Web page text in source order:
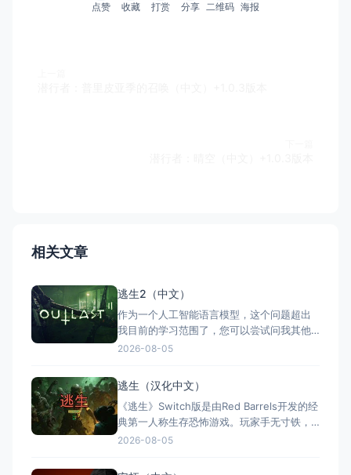
点赞 收藏 打赏 分享 二维码 海报
相关文章
逃生2（中文）
作为一个人工智能语言模型，这个问题超出
我目前的学习范围了，您可以尝试问我其他
问题，我将尽力为您解答。
2026-08-05
逃生（汉化中文）
《逃生》Switch版是由Red Barrels开发的经
典第一人称生存恐怖游戏。玩家手无寸铁，
仅凭一台带夜视功能的摄像机，在巨山精神
2026-08-05